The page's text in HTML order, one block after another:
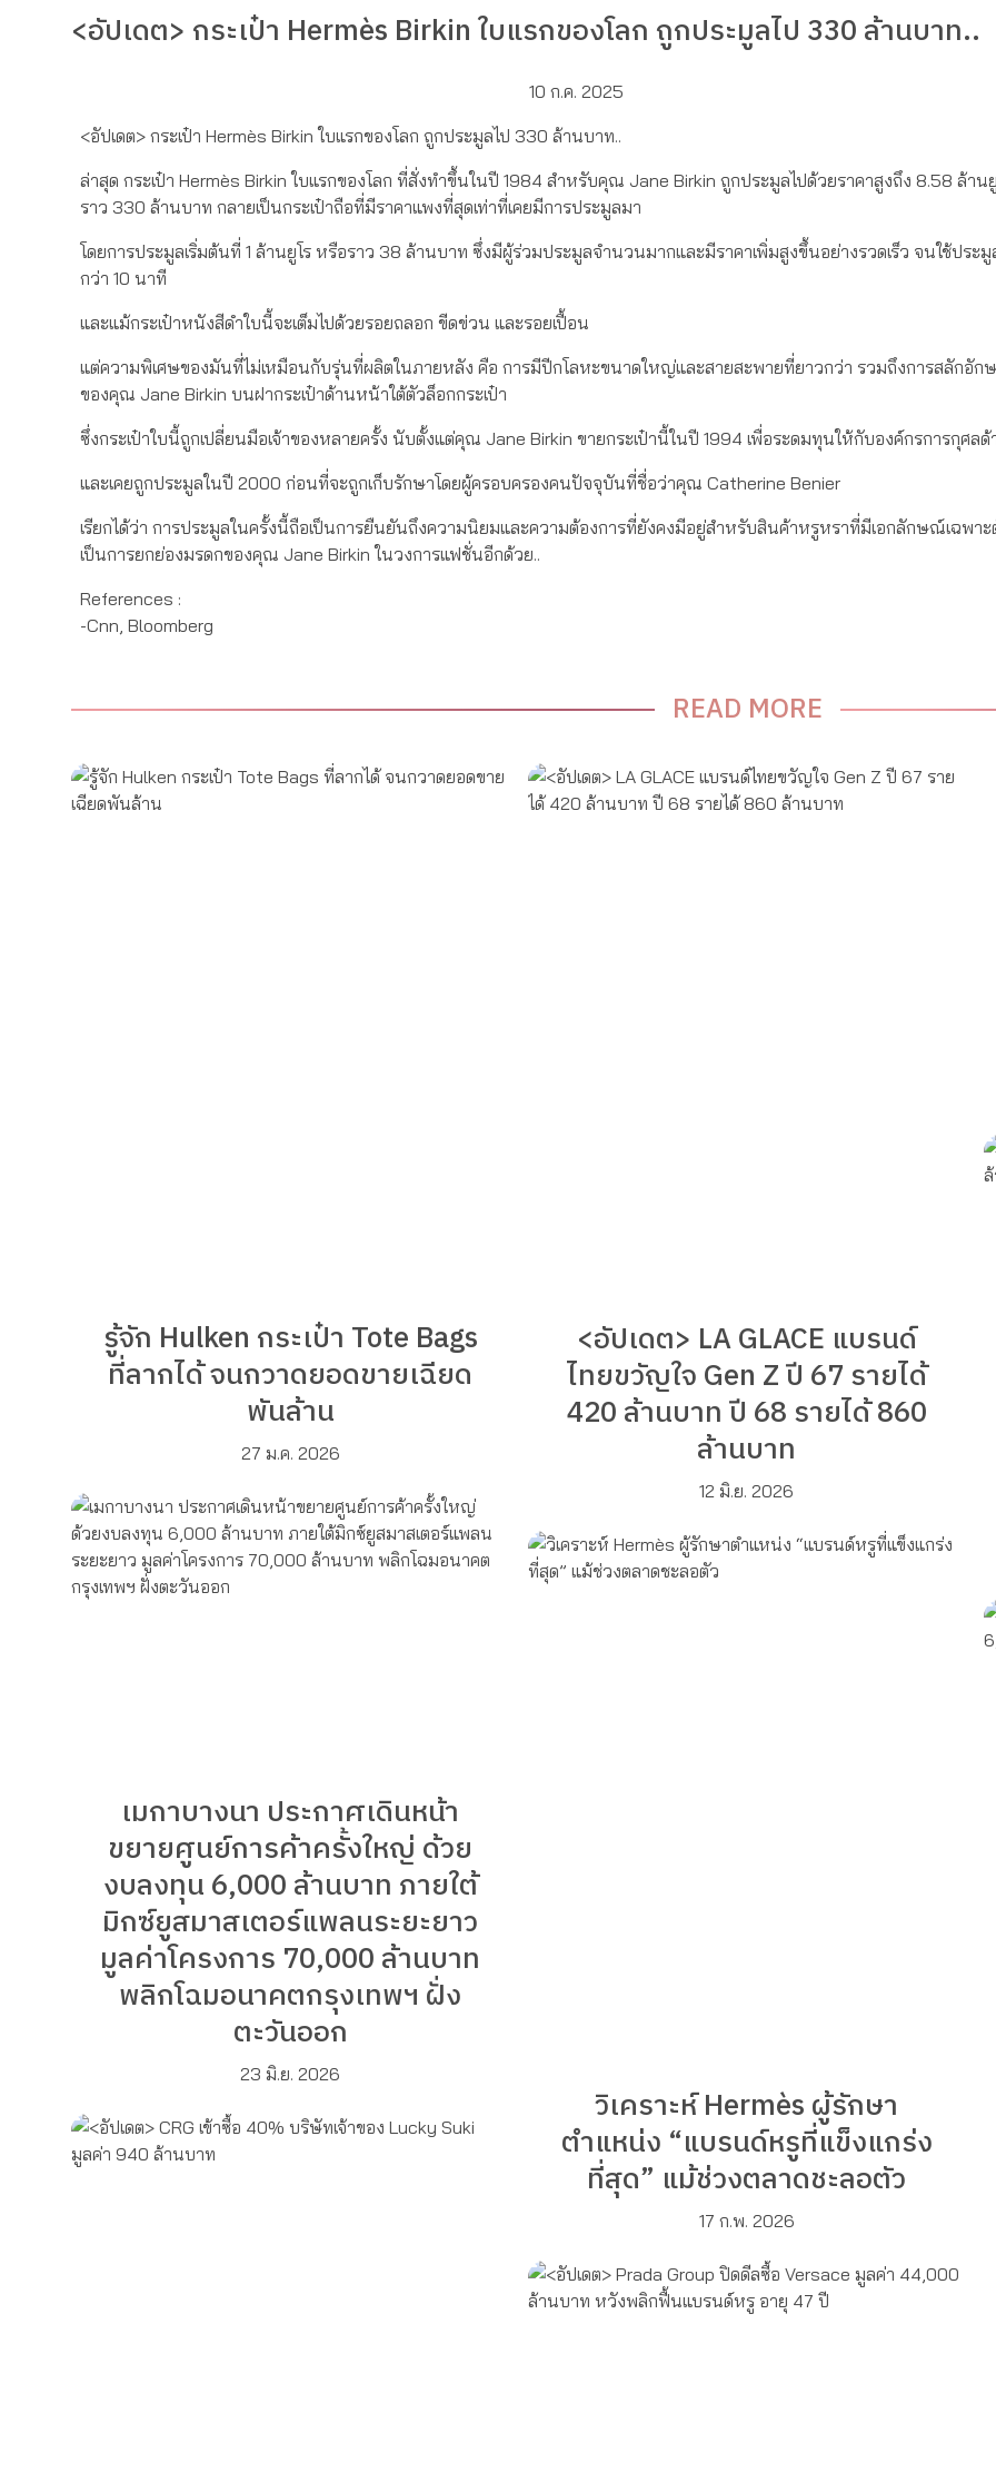
<อัปเดต> กระเป๋า Hermès Birkin ใบแรกของโลก ถูกประมูลไป 330 ล้านบาท..
10 ก.ค. 2025
<อัปเดต> กระเป๋า Hermès Birkin ใบแรกของโลก ถูกประมูลไป 330 ล้านบาท..
ล่าสุด กระเป๋า Hermès Birkin ใบแรกของโลก ที่สั่งทำขึ้นในปี 1984 สำหรับคุณ Jane Birkin ถูกประมูลไปด้วยราคาสูงถึง 8.58 ล้าน
ราว 330 ล้านบาท กลายเป็นกระเป๋าถือที่มีราคาแพงที่สุดเท่าที่เคยมีการประมูลมา
โดยการประมูลเริ่มต้นที่ 1 ล้านยูโร หรือราว 38 ล้านบาท ซึ่งมีผู้ร่วมประมูลจำนวนมากและมีราคาเพิ่มสูงขึ้นอย่างรวดเร็ว จนใช้ประมู
กว่า 10 นาที
และแม้กระเป๋าหนังสีดำใบนี้จะเต็มไปด้วยรอยถลอก ขีดข่วน และรอยเปื้อน
แต่ความพิเศษของมันที่ไม่เหมือนกับรุ่นที่ผลิตในภายหลัง คือ การมีปีกโลหะขนาดใหญ่และสายสะพายที่ยาวกว่า รวมถึงการสลักอัก
ของคุณ Jane Birkin บนฝากระเป๋าด้านหน้าใต้ตัวล็อกกระเป๋า
ซึ่งกระเป๋าใบนี้ถูกเปลี่ยนมือเจ้าของหลายครั้ง นับตั้งแต่คุณ Jane Birkin ขายกระเป๋านี้ในปี 1994 เพื่อระดมทุนให้กับองค์กรการกุศลด้
และเคยถูกประมูลในปี 2000 ก่อนที่จะถูกเก็บรักษาโดยผู้ครอบครองคนปัจจุบันที่ชื่อว่าคุณ Catherine Benier
เรียกได้ว่า การประมูลในครั้งนี้ถือเป็นการยืนยันถึงความนิยมและความต้องการที่ยังคงมีอยู่สำหรับสินค้าหรูหราที่มีเอกลักษณ์เฉพาะ
เป็นการยกย่องมรดกของคุณ Jane Birkin ในวงการแฟชั่นอีกด้วย..
References :
-Cnn, Bloomberg
READ MORE
รู้จัก Hulken กระเป๋า Tote Bags
ที่ลากได้ จนกวาดยอดขายเฉียด
พันล้าน
27 ม.ค. 2026
<อัปเดต> LA GLACE แบรนด์
ไทยขวัญใจ Gen Z ปี 67 รายได้
420 ล้านบาท ปี 68 รายได้ 860
ล้านบาท
12 มิ.ย. 2026
เมกาบางนา ประกาศเดินหน้า
ขยายศูนย์การค้าครั้งใหญ่ ด้วย
งบลงทุน 6,000 ล้านบาท ภายใต้
มิกซ์ยูสมาสเตอร์แพลนระยะยาว
มูลค่าโครงการ 70,000 ล้านบาท
พลิกโฉมอนาคตกรุงเทพฯ ฝั่ง
ตะวันออก
23 มิ.ย. 2026
วิเคราะห์ Hermès ผู้รักษา
ตำแหน่ง “แบรนด์หรูที่แข็งแกร่ง
ที่สุด” แม้ช่วงตลาดชะลอตัว
17 ก.พ. 2026